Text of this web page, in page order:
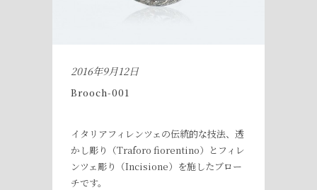
2016年9月12日
Brooch-001
イタリアフィレンツェの伝統的な技法、透
かし彫り（Traforo fiorentino）とフィレ
ンツェ彫り（Incisione）を施したブロー
チです。